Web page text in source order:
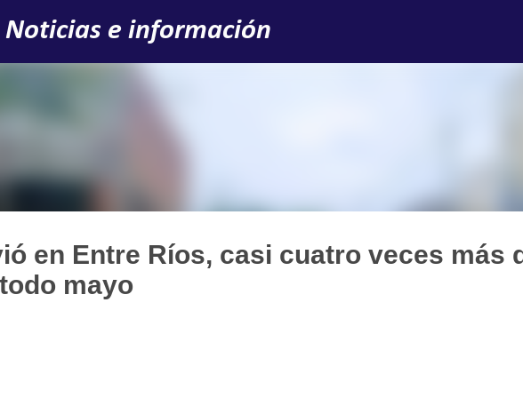
Ir al contenido principal
Noticias e información
en Entre Ríos, casi cuatro veces más
mayo